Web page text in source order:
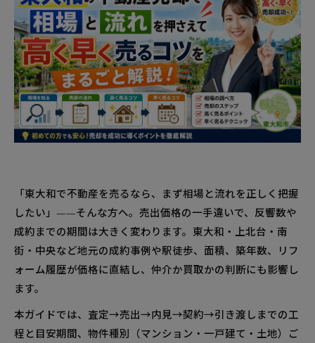
「東大和で不動産を売るなら、まず相場と流れを正しく把握
したい」——そんな方へ。売出価格の一手違いで、反響数や
成約までの期間は大きく変わります。東大和・上北台・南
街・中央など地元の成約事例や駅徒歩、面積、築年数、リフ
ォーム履歴が価格に直結し、仲介か買取かの判断にも影響し
ます。
本ガイドでは、査定→売出→内見→契約→引き渡しまでの工
程と目安期間、物件種別（マンション・一戸建て・土地）ご